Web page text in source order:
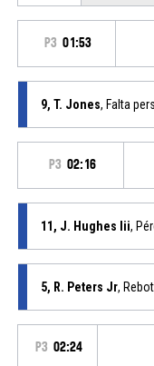
P3 01:53
9, T. Jones, Falta
P3 02:16
11, J. Hughes Iii,
5, R. Peters Jr,
P3 02:24